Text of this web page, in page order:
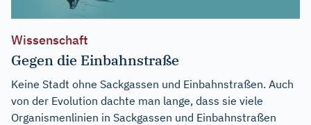
Wissenschaft
Gegen die Einbahnstraße
Keine Stadt ohne Sackgassen und Einbahnstraßen. Auch
von der Evolution dachte man lange, dass sie viele
Organismenlinien in Sackgassen und Einbahnstraßen